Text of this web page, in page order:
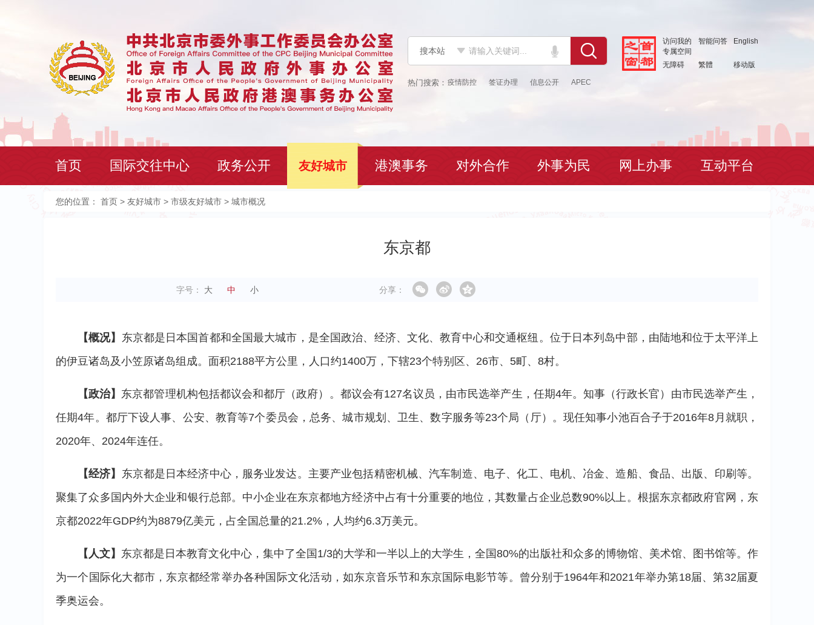
搜本站
疫情防控 签证办理 信息公开 APEC
访问我的
专属空间
智能问答 English
无障碍 繁體 移动版
首页 国际交往中心 政务公开 友好城市 港澳事务 对外合作 外事为民 网上办事 互动平台
您的位置： 首页 > 友好城市 > 市级友好城市 > 城市概况
东京都
字号： 大 中 小 分享：
【概况】 东京都是日本国首都和全国最大城市，是全国政治、经济、文化、教育中心和交通枢纽。位于日本列岛中部，由陆地和位于太平洋上
的伊豆诸岛及小笠原诸岛组成。面积2188平方公里，人口约1400万，下辖23个特别区、26市、5町、8村。
【政治】 东京都管理机构包括都议会和都厅（政府）。都议会有127名议员，由市民选举产生，任期4年。知事（行政长官）由市民选举产生，
任期4年。都厅下设人事、公安、教育等7个委员会，总务、城市规划、卫生、数字服务等23个局（厅）。现任知事小池百合子于2016年8月就职，
2020年、2024年连任。
【经济】 东京都是日本经济中心，服务业发达。主要产业包括精密机械、汽车制造、电子、化工、电机、冶金、造船、食品、出版、印刷等。
聚集了众多国内外大企业和银行总部。中小企业在东京都地方经济中占有十分重要的地位，其数量占企业总数90%以上。根据东京都政府官网，东
京都2022年GDP约为8879亿美元，占全国总量的21.2%，人均约6.3万美元。
【人文】 东京都是日本教育文化中心，集中了全国1/3的大学和一半以上的大学生，全国80%的出版社和众多的博物馆、美术馆、图书馆等。作
为一个国际化大都市，东京都经常举办各种国际文化活动，如东京音乐节和东京国际电影节等。曾分别于1964年和2021年举办第18届、第32届夏
季奥运会。